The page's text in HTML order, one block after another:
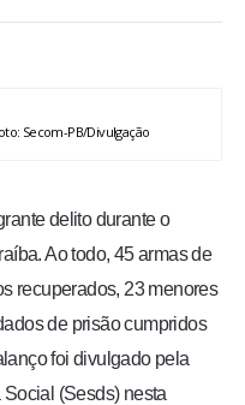
Secom-PB/Divulgação
delito durante o
Ao todo, 45 armas de
recuperados, 23 menores
de prisão cumpridos
foi divulgado pela
(Sesds) nesta